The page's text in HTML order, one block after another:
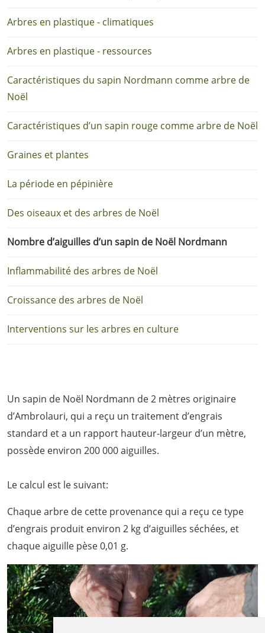
Arbres en plastique - climatiques
Arbres en plastique - ressources
Caractéristiques du sapin Nordmann comme arbre de
Noël
Caractéristiques d’un sapin rouge comme arbre de Noël
Graines et plantes
La période en pépinière
Des oiseaux et des arbres de Noël
Nombre d’aiguilles d’un sapin de Noël Nordmann
Inflammabilité des arbres de Noël
Croissance des arbres de Noël
Interventions sur les arbres en culture
Un sapin de Noël Nordmann de 2 mètres originaire
d’Ambrolauri, qui a reçu un traitement d’engrais
standard et a un rapport hauteur-largeur d’un mètre,
possède environ 200 000 aiguilles.
Le calcul est le suivant:
Chaque arbre de cette provenance qui a reçu ce type
d’engrais produit environ 2 kg d’aiguilles séchées, et
chaque aiguille pèse 0,01 g.